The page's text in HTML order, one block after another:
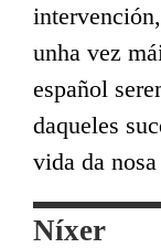
unha vez
español
daqueles
vida da
Níxer